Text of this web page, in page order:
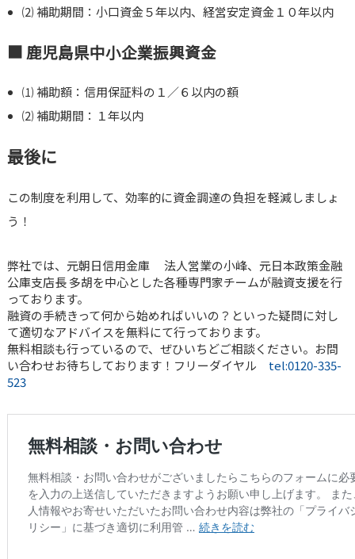
⑵ 補助期間：小口資金５年以内、経営安定資金１０年以内
■ 鹿児島県中小企業振興資金
⑴ 補助額：信用保証料の１／６以内の額
⑵ 補助期間：１年以内
最後に
この制度を利用して、効率的に資金調達の負担を軽減しましょ
う！
弊社では、元朝日信用金庫 法人営業の小峰、元日本政策金融
公庫支店長 多胡を中心とした各種専門家チームが融資支援を行
っております。
融資の手続きって何から始めればいいの？といった疑問に対し
て適切なアドバイスを無料にて行っております。
無料相談も行っているので、ぜひいちどご相談ください。お問
い合わせお待ちしております！フリーダイヤル tel:0120-335-
523